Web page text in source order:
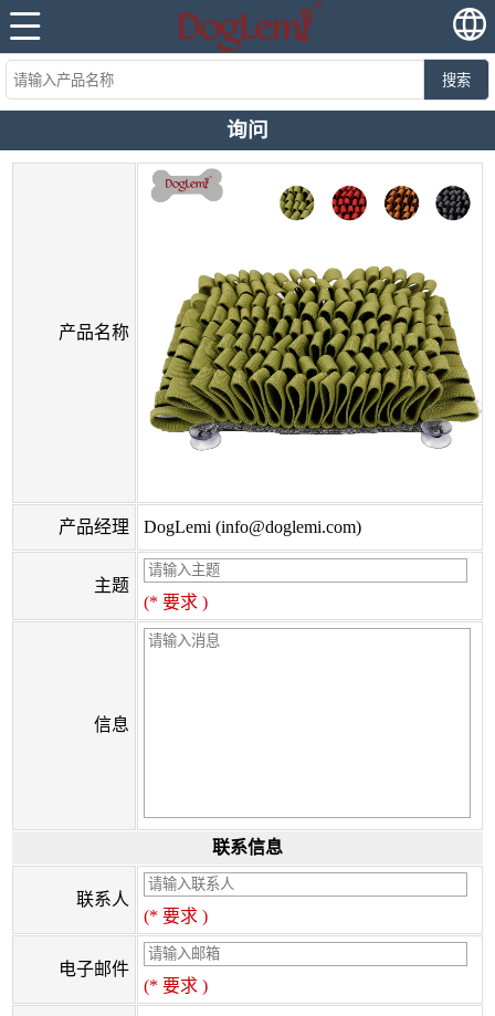
搜索
询问
产品名称
产品经理 DogLemi (info@doglemi.com)
主题
(* 要求 )
信息
联系信息
联系人
(* 要求 )
电子邮件
(* 要求 )